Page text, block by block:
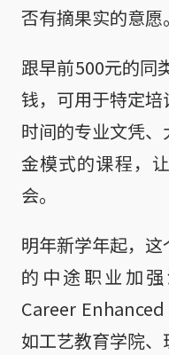
否有摘果实的意愿。
跟早前500元的同
钱，可用于特定
时间的专业文凭
金模式的课程，
会。
明年新学年起，
的中途职业加
Career
如工艺教育学院